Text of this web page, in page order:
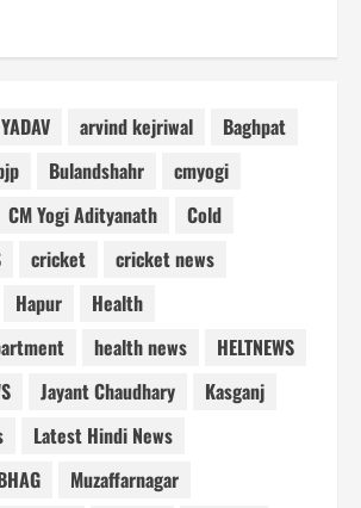
arvind kejriwal
Baghpat
Bulandshahr
cmyogi
CM Yogi Adityanath
Cold
cricket
cricket news
Hapur
Health
health news
HELTNEWS
Jayant Chaudhary
Kasganj
Latest Hindi News
Muzaffarnagar